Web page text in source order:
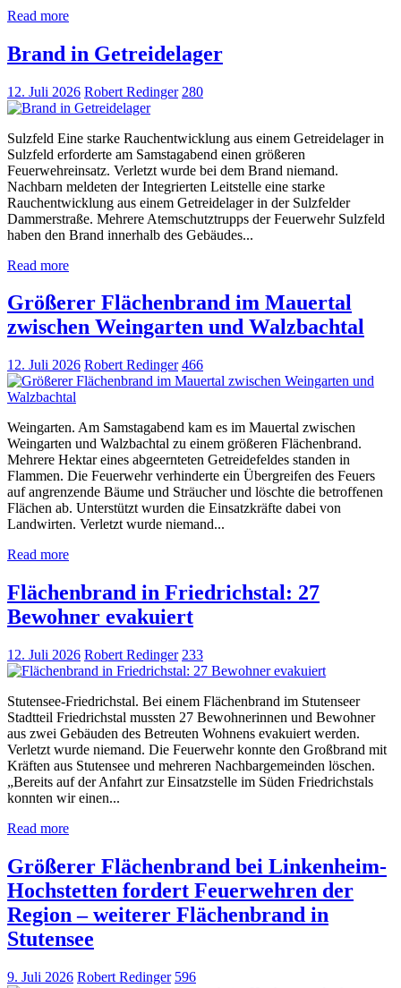
Read more
Brand in Getreidelager
12. Juli 2026 Robert Redinger 280
Sulzfeld Eine starke Rauchentwicklung aus einem Getreidelager in
Sulzfeld erforderte am Samstagabend einen größeren
Feuerwehreinsatz. Verletzt wurde bei dem Brand niemand.
Nachbarn meldeten der Integrierten Leitstelle eine starke
Rauchentwicklung aus einem Getreidelager in der Sulzfelder
Dammerstraße. Mehrere Atemschutztrupps der Feuerwehr Sulzfeld
haben den Brand innerhalb des Gebäudes...
Read more
Größerer Flächenbrand im Mauertal
zwischen Weingarten und Walzbachtal
12. Juli 2026 Robert Redinger 466
Weingarten. Am Samstagabend kam es im Mauertal zwischen
Weingarten und Walzbachtal zu einem größeren Flächenbrand.
Mehrere Hektar eines abgeernteten Getreidefeldes standen in
Flammen. Die Feuerwehr verhinderte ein Übergreifen des Feuers
auf angrenzende Bäume und Sträucher und löschte die betroffenen
Flächen ab. Unterstützt wurden die Einsatzkräfte dabei von
Landwirten. Verletzt wurde niemand...
Read more
Flächenbrand in Friedrichstal: 27
Bewohner evakuiert
12. Juli 2026 Robert Redinger 233
Stutensee-Friedrichstal. Bei einem Flächenbrand im Stutenseer
Stadtteil Friedrichstal mussten 27 Bewohnerinnen und Bewohner
aus zwei Gebäuden des Betreuten Wohnens evakuiert werden.
Verletzt wurde niemand. Die Feuerwehr konnte den Großbrand mit
Kräften aus Stutensee und mehreren Nachbargemeinden löschen.
„Bereits auf der Anfahrt zur Einsatzstelle im Süden Friedrichstals
konnten wir einen...
Read more
Größerer Flächenbrand bei Linkenheim-
Hochstetten fordert Feuerwehren der
Region – weiterer Flächenbrand in
Stutensee
9. Juli 2026 Robert Redinger 596